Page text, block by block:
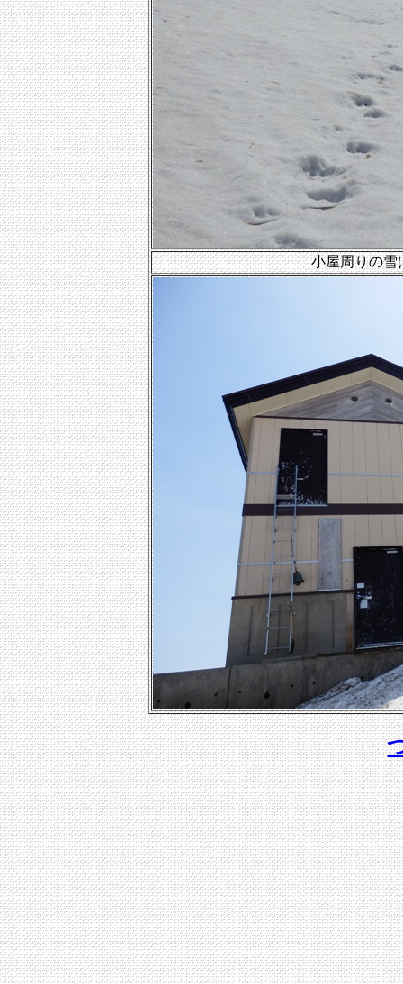
小屋周りの雪